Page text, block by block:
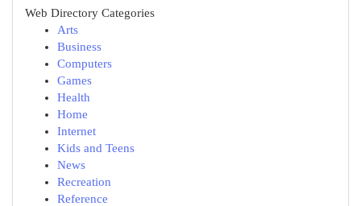
Web Directory Categories
Arts
Business
Computers
Games
Health
Home
Internet
Kids and Teens
News
Recreation
Reference